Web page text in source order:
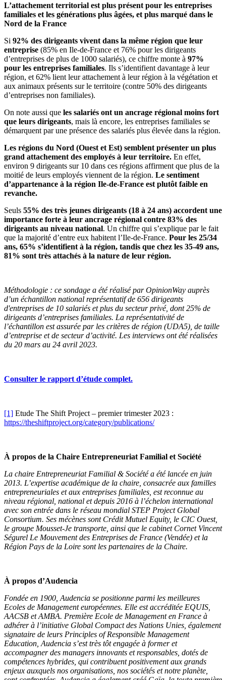
L’attachement territorial est plus présent pour les entreprises
familiales et les générations plus âgées, et plus marqué dans le
Nord de la France
Si 92% des dirigeants vivent dans la même région que leur
entreprise (85% en Ile-de-France et 76% pour les dirigeants
d’entreprises de plus de 1000 salariés), ce chiffre monte à 97%
pour les entreprises familiales. Ils s’identifient davantage à leur
région, et 62% lient leur attachement à leur région à la végétation et
aux animaux présents sur le territoire (contre 50% des dirigeants
d’entreprises non familiales).
On note aussi que les salariés ont un ancrage régional moins fort
que leurs dirigeants, mais là encore, les entreprises familiales se
démarquent par une présence des salariés plus élevée dans la région.
Les régions du Nord (Ouest et Est) semblent présenter un plus
grand attachement des employés à leur territoire. En effet,
environ 9 dirigeants sur 10 dans ces régions affirment que plus de la
moitié de leurs employés viennent de la région. Le sentiment
d’appartenance à la région Ile-de-France est plutôt faible en
revanche.
Seuls 55% des très jeunes dirigeants (18 à 24 ans) accordent une
importance forte à leur ancrage régional contre 83% des
dirigeants au niveau national. Un chiffre qui s’explique par le fait
que la majorité d’entre eux habitent l’Ile-de-France. Pour les 25/34
ans, 65% s’identifient à la région, tandis que chez les 35-49 ans,
81% sont très attachés à la nature de leur région.
Méthodologie : ce sondage a été réalisé par OpinionWay auprès
d’un échantillon national représentatif de 656 dirigeants
d'entreprises de 10 salariés et plus du secteur privé, dont 25% de
dirigeants d’entreprises familiales. La représentativité de
l’échantillon est assurée par les critères de région (UDA5), de taille
d’entreprise et de secteur d’activité. Les interviews ont été réalisées
du 20 mars au 24 avril 2023.
Consulter le rapport d’étude complet.
[1] Etude The Shift Project – premier trimester 2023 :
https://theshiftproject.org/category/publications/
À propos de la Chaire Entrepreneuriat Familial et Société
La chaire Entrepreneuriat Familial & Société a été lancée en juin
2013. L’expertise académique de la chaire, consacrée aux familles
entrepreneuriales et aux entreprises familiales, est reconnue au
niveau régional, national et depuis 2016 à l’échelon international
avec son entrée dans le réseau mondial STEP Project Global
Consortium. Ses mécènes sont Crédit Mutuel Equity, le CIC Ouest,
le groupe Mousset-Je transporte, ainsi que le cabinet Cornet Vincent
Ségurel Le Mouvement des Entreprises de France (Vendée) et la
Région Pays de la Loire sont les partenaires de la Chaire.
À propos d’Audencia
Fondée en 1900, Audencia se positionne parmi les meilleures
Ecoles de Management européennes. Elle est accréditée EQUIS,
AACSB et AMBA. Première Ecole de Management en France à
adhérer à l’initiative Global Compact des Nations Unies, également
signataire de leurs Principles of Responsible Management
Education, Audencia s’est très tôt engagée à former et
accompagner des managers innovants et responsables, dotés de
compétences hybrides, qui contribuent positivement aux grands
enjeux auxquels nos organisations, nos sociétés et notre planète,